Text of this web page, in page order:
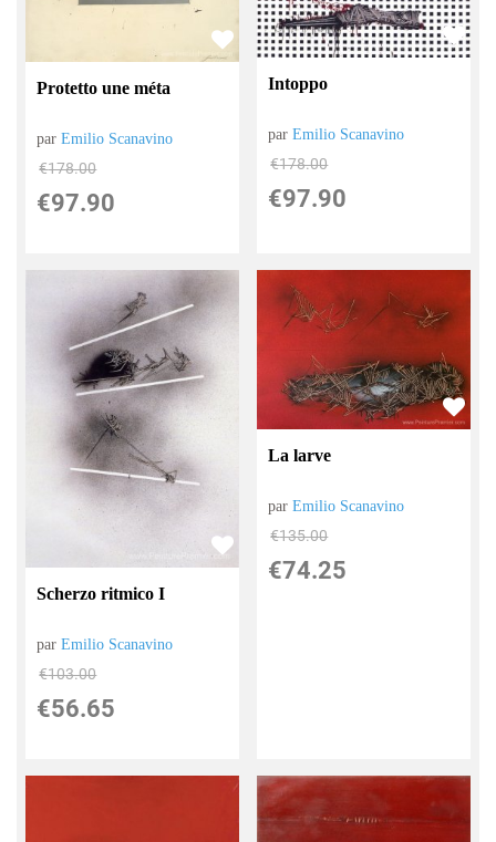
Protetto une méta
parEmilio Scanavino
€178.00
€97.90
Intoppo
parEmilio Scanavino
€178.00
€97.90
Scherzo ritmico I
parEmilio Scanavino
€103.00
€56.65
La larve
parEmilio Scanavino
€135.00
€74.25